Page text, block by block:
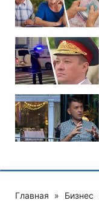
Главная » Бизнес